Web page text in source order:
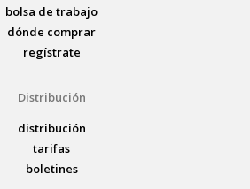
bolsa de trabajo
dónde comprar
regístrate
Distribución
distribución
tarifas
boletines